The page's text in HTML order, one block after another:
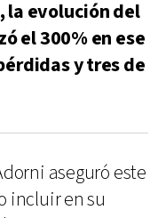
la evolución del
el 300% en ese
y tres de
aseguró este
incluir en su